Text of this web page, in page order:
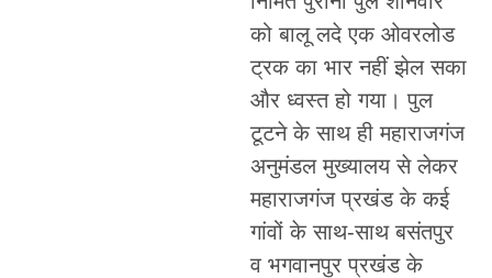
को बालू लदे एक ओवरलोड
ट्रक का भार नहीं झेल सका
और ध्वस्त हो गया। पुल
टूटने के साथ ही महाराजगंज
अनुमंडल मुख्यालय से लेकर
महाराजगंज प्रखंड के कई
गांवों के साथ-साथ बसंतपुर
व भगवानपुर प्रखंड के